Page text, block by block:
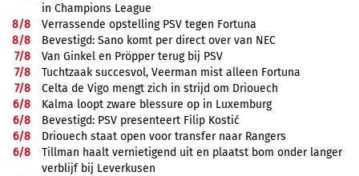
in Champions League
8/8
Verrassende opstelling PSV tegen Fortuna
8/8
Bevestigd: Sano komt per direct over van NEC
7/8
Van Ginkel en Pröpper terug bij PSV
7/8
Tuchtzaak succesvol, Veerman mist alleen Fortuna
7/8
Celta de Vigo mengt zich in strijd om Driouech
6/8
Kalma loopt zware blessure op in Luxemburg
6/8
Bevestigd: PSV presenteert Filip Kostić
6/8
Driouech staat open voor transfer naar Rangers
6/8
Tillman haalt vernietigend uit en plaatst bom onder langer
verblijf bij Leverkusen